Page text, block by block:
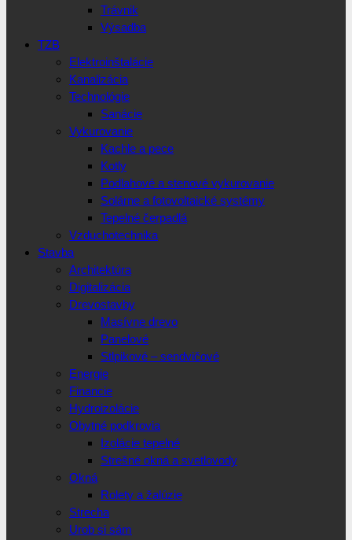
Trávnik
Výsadba
TZB
Elektroinštalácie
Kanalizácia
Technológie
Sanácie
Vykurovanie
Kachle a pece
Kotly
Podlahové a stenové vykurovanie
Solárne a fotovoltaické systémy
Tepelné čerpadlá
Vzduchotechnika
Stavba
Architektúra
Digitalizácia
Drevostavby
Masívne drevo
Panelové
Stlpikové – sendvičové
Energie
Financie
Hydroizolácie
Obytné podkrovia
Izolácie tepelné
Strešné okná a svetlovody
Okná
Rolety a žalúzie
Strecha
Urob si sám